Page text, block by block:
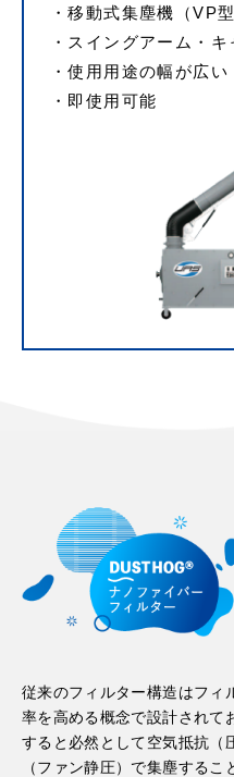
移動式集塵機（VP型
スイングアーム・キ
使用用途の幅が広い
即使用可能
従来のフィルター構造はフィ
率を高める概念で設計されて
すると必然として空気抵抗（
（ファン静圧）で集塵するこ